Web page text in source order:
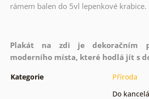
rámem balen do 5vl lepenkové krabice.
Plakát na zdi je dekoračním
moderního místa, které hodlá jít s
Kategorie Příroda
Do